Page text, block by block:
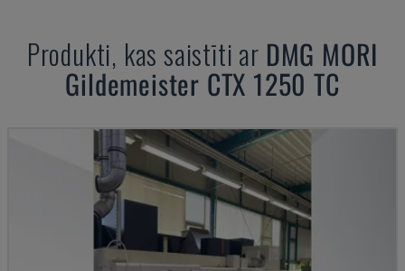
Produkti, kas saistīti ar DMG MORI
Gildemeister CTX 1250 TC